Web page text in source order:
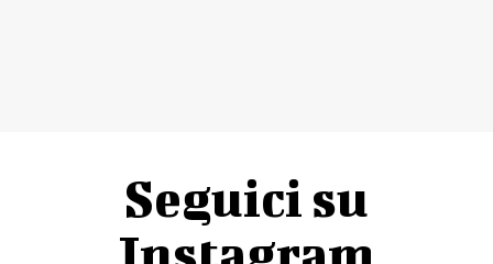
Seguici su
Instagram